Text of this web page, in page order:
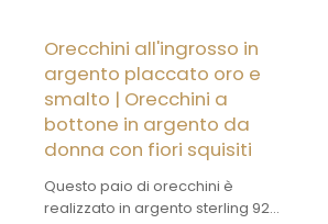
Orecchini all'ingrosso in
argento placcato oro e
smalto | Orecchini a
bottone in argento da
donna con fiori squisiti
Questo paio di orecchini è
realizzato in argento sterling 925